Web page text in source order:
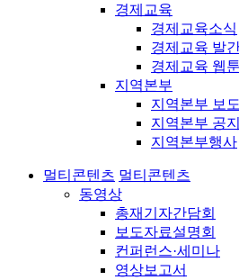
경제교육
경제교육소식
경제교육 발
경제교육 웹
지역본부
지역본부 보
지역본부 공
지역본부행사
멀티콘텐츠 멀티콘텐츠
동영상
총재기자간담회
보도자료설명회
컨퍼런스·세미나
영상보고서